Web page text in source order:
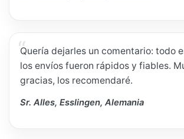
Quería dejarles un comentario: todo
los envíos fueron rápidos y fiables.
gracias, los recomendaré.
Sr. Alles, Esslingen, Alemania